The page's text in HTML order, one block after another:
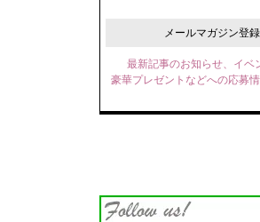
メールマガジン登
最新記事のお知らせ、イベ
豪華プレゼントなどへの応募情